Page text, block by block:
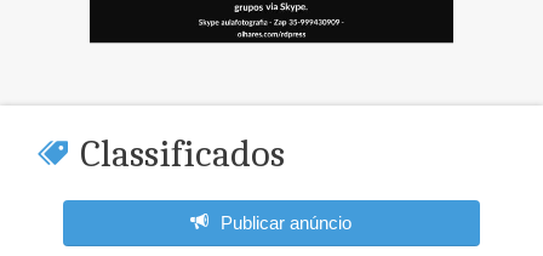
Classificados
Publicar anúncio